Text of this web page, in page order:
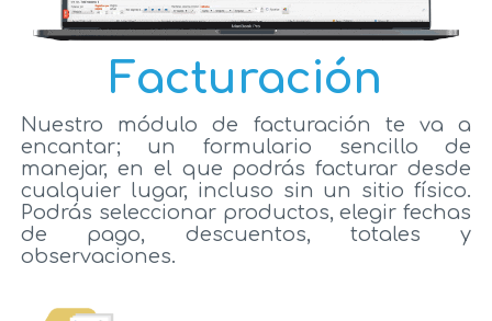
Facturación
Nuestro módulo de facturación te va a
encantar; un formulario sencillo de
manejar, en el que podrás facturar desde
cualquier lugar, incluso sin un sitio físico.
Podrás seleccionar productos, elegir fechas
de pago, descuentos, totales y
observaciones.